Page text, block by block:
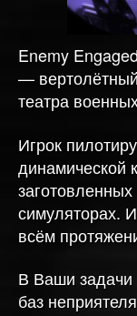
Enemy
—
театра
Игрок
динамической
симуляторах.
всём
В Ваши задачи
баз